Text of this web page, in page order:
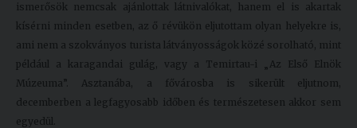
ismerősök nemcsak ajánlottak látnivalókat, hanem el is akartak
kísérni minden esetben, az ő révükön eljutottam olyan helyekre is,
ami nem a szokványos turista látványosságok közé sorolható, mint
például a karagandai gulág, vagy a Temirtau-i „Az Első Elnök
Múzeuma”. Asztanába, a fővárosba is sikerült eljutnom,
decemberben a legfagyosabb időben és természetesen akkor sem
egyedül.